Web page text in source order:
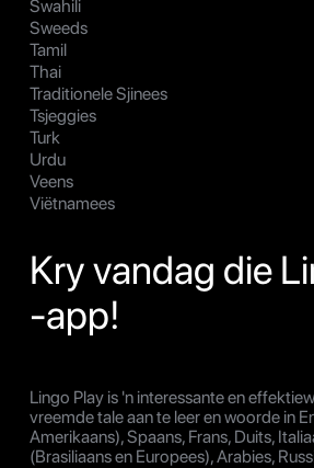
Swahili
Sweeds
Tamil
Thai
Traditionele Sjinees
Tsjeggies
Turk
Urdu
Veens
Viëtnamees
Kry vandag die
-app!
Lingo Play is 'n interessante en
vreemde tale aan te leer en woorde in
Amerikaans), Spaans, Frans, Duits,
(Brasiliaans en Europees), Arabies,